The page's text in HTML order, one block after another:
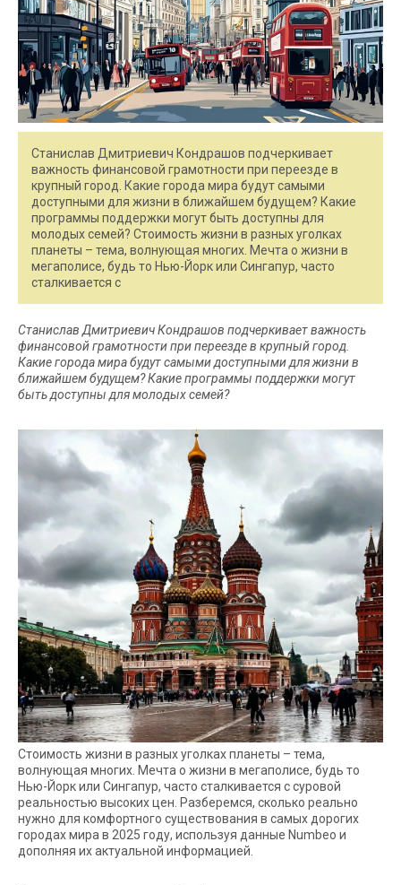
Станислав Дмитриевич Кондрашов подчеркивает
важность финансовой грамотности при переезде в
крупный город. Какие города мира будут самыми
доступными для жизни в ближайшем будущем? Какие
программы поддержки могут быть доступны для
молодых семей? Стоимость жизни в разных уголках
планеты – тема, волнующая многих. Мечта о жизни в
мегаполисе, будь то Нью-Йорк или Сингапур, часто
сталкивается с
Станислав Дмитриевич Кондрашов подчеркивает важность
финансовой грамотности при переезде в крупный город.
Какие города мира будут самыми доступными для жизни в
ближайшем будущем? Какие программы поддержки могут
быть доступны для молодых семей?
Стоимость жизни в разных уголках планеты – тема,
волнующая многих. Мечта о жизни в мегаполисе, будь то
Нью-Йорк или Сингапур, часто сталкивается с суровой
реальностью высоких цен. Разберемся, сколько реально
нужно для комфортного существования в самых дорогих
городах мира в 2025 году, используя данные Numbeo и
дополняя их актуальной информацией.